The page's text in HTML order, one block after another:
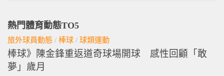
熱門體育動態TO5
旅外球員動態 / 棒球 / 球類運動
棒球》陳金鋒重返道奇球場開球 感性回顧「敢
夢」歲月